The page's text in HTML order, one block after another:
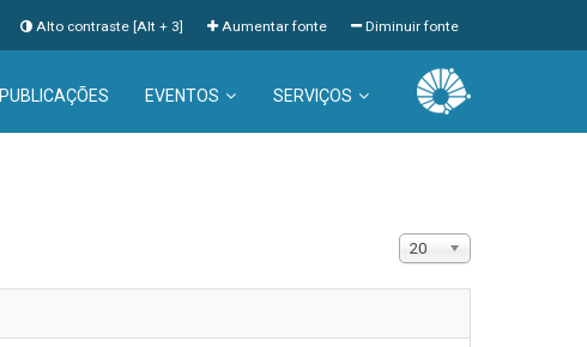
Diminuir fonte
Aumentar fonte
Alto contraste [Alt + 3]
PUBLICAÇÕES EVENTOS SERVIÇOS
Exibir #
20